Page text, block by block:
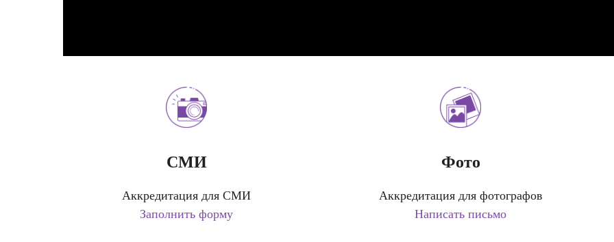
СМИ
Аккредитация для СМИ
Заполнить форму
Фото
Аккредитация для фотографов
Написать письмо